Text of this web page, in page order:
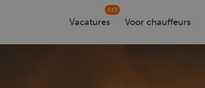
Vacatures
343
Voor chauffeurs